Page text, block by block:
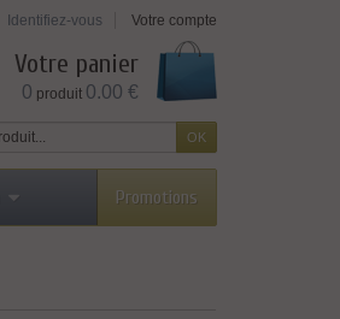
Identifiez-vous Votre compte
Votre panier
0 produit 0.00 €
Promotions